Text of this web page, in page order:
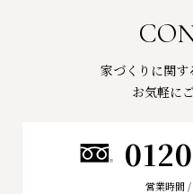
家づくりに関す
お気軽に
営業時間 /